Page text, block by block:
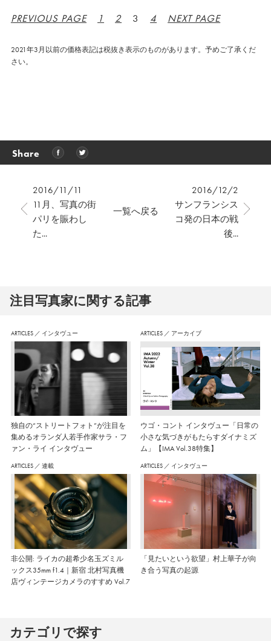
PREVIOUS PAGE 1 2 3 4 NEXT PAGE
2021年3月以前の価格表記は税抜き表示のものがあります。予めご了承くだ
さい。
Share
2016/11/11
11月、写真の街
パリを賑わし
た...
2016/12/2
サンフランシス
コ発の日本の戦
後...
一覧へ戻る
注⽬写真家に関する記事
ARTICLES ／ インタヴュー
独自の“ストリートフォト”が注目を
集めるオランダ人若手作家サラ・フ
ァン・ライ インタヴュー
ARTICLES ／ アーカイブ
ウゴ・コント インタヴュー「日常の
小さな気づきがもたらすダイナミズ
ム」【IMA Vol.38特集】
ARTICLES ／ 連載
非公開: ライカの超希少名玉ズミル
ックス35mm f1.4｜新宿 北村写真機
店ヴィンテージカメラのすすめ Vol.7
ARTICLES ／ インタヴュー
「見たいという欲望」村上華子が向
き合う写真の起源
カテゴリで探す